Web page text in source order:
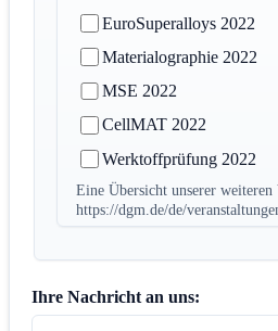
EuroSuperalloys 2022
Materialographie 2022
MSE 2022
CellMAT 2022
Werktoffprüfung 2022
Eine Übersicht unserer
https://dgm.de/de/
Ihre Nachricht an uns: